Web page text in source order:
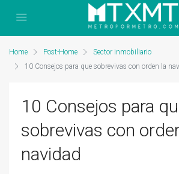
Home Post-Home
Sector inmobiliario
10 Consejos para que sobrevivas con orden la
10 Consejos para
sobrevivas con
navidad